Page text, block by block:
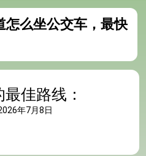
怎么坐公交车，最快
佳路线：
年7月8日